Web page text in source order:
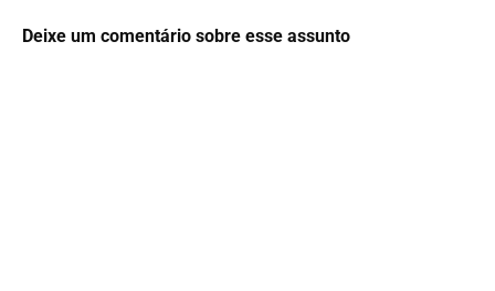
Deixe um comentário sobre esse assunto